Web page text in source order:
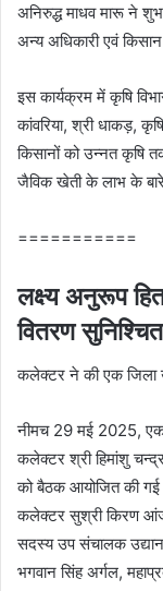
अनिरुद्ध माधव मारू ने
अन्‍य अधिकारी एवं
इस कार्यक्रम में कृषि
कांवरिया, श्री धाकड़,
किसानों को उन्‍नत कृषि
जैविक खेती के लाभ के बारे
===========
लक्ष्‍य अनुरूप
वितरण
कलेक्‍टर ने की एक जिला
नीमच 29 मई 2025, एक
कलेक्टर श्री हिमांशु
को बैठक आयोजित की
कलेक्‍टर सुश्री किरण
सदस्य उप संचालक
भगवान सिंह अर्गल,